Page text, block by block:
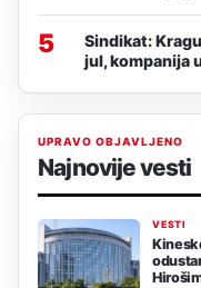
5
Sindikat:
jul, kompanija
UPRAVO OBJAVLJENO
Najnovije vesti
VESTI